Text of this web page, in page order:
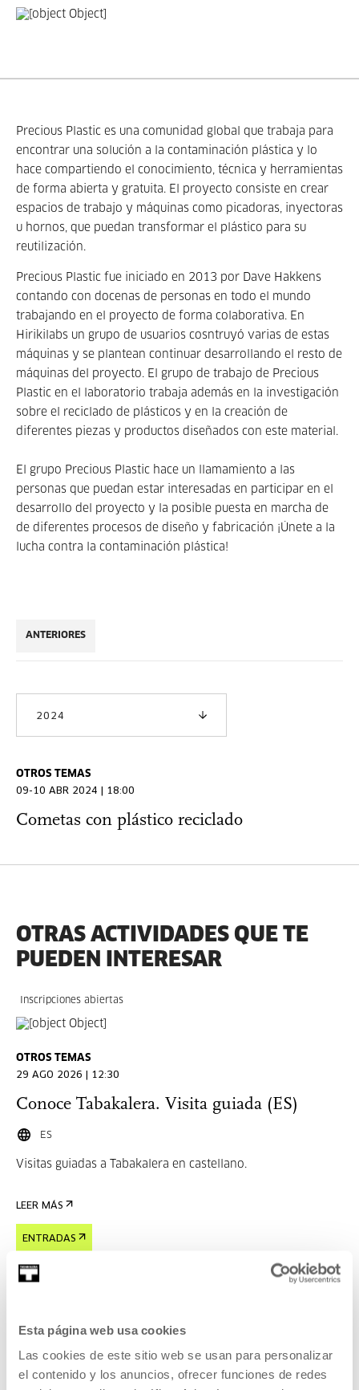
Esta página web usa cookies
Las cookies de este sitio web se usan para personalizar
el contenido y los anuncios, ofrecer funciones de redes
Precious Plastic es una comunidad global que trabaja para
encontrar una solución a la contaminación plástica y lo
hace compartiendo el conocimiento, técnica y herramientas
de forma abierta y gratuita. El proyecto consiste en crear
espacios de trabajo y máquinas como picadoras, inyectoras
u hornos, que puedan transformar el plástico para su
reutilización.
Precious Plastic fue iniciado en 2013 por Dave Hakkens
contando con docenas de personas en todo el mundo
trabajando en el proyecto de forma colaborativa. En
Hirikilabs un grupo de usuarios cosntruyó varias de estas
máquinas y se plantean continuar desarrollando el resto de
máquinas del proyecto. El grupo de trabajo de Precious
Plastic en el laboratorio trabaja además en la investigación
sobre el reciclado de plásticos y en la creación de
diferentes piezas y productos diseñados con este material.
El grupo Precious Plastic hace un llamamiento a las
personas que puedan estar interesadas en participar en el
desarrollo del proyecto y la posible puesta en marcha de
de diferentes procesos de diseño y fabricación ¡Únete a la
lucha contra la contaminación plástica!
ANTERIORES
2024
OTROS TEMAS
09-10 ABR 2024 | 18:00
Cometas con plástico reciclado
OTRAS ACTIVIDADES QUE TE
PUEDEN INTERESAR
Inscripciones abiertas
OTROS TEMAS
29 AGO 2026 | 12:30
Conoce Tabakalera. Visita guiada (ES)
ES
Visitas guiadas a Tabakalera en castellano.
LEER MÁS
ENTRADAS
OTROS TEMAS
29 AGO 2026 | 12:30